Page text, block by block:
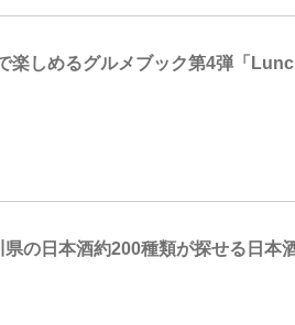
しめるグルメブック第4弾「
の日本酒約200種類が探せる日本